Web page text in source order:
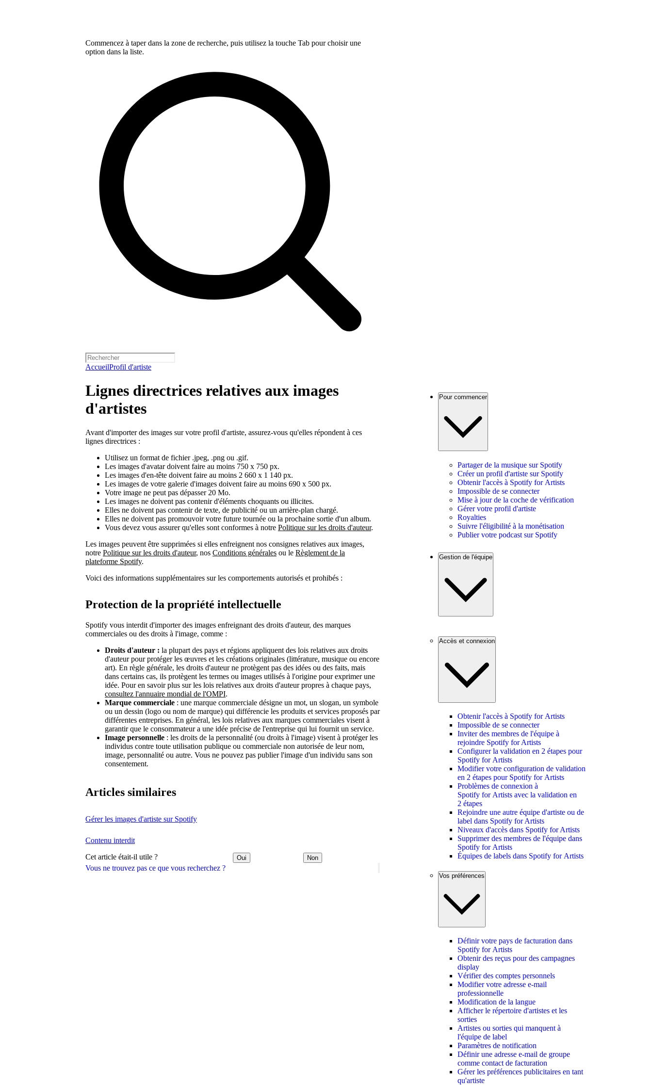
Commencez à taper dans la zone de recherche, puis utilisez la touche Tab pour choisir une
option dans la liste.
AccueilProfil d'artiste
Vous ne trouvez pas ce que vous recherchez ?
Lignes directrices relatives aux images
d'artistes
Avant d'importer des images sur votre profil d'artiste, assurez-vous qu'elles répondent à ces
lignes directrices :
Utilisez un format de fichier .jpeg, .png ou .gif.
Les images d'avatar doivent faire au moins 750 x 750 px.
Les images d'en-tête doivent faire au moins 2 660 x 1 140 px.
Les images de votre galerie d'images doivent faire au moins 690 x 500 px.
Votre image ne peut pas dépasser 20 Mo.
Les images ne doivent pas contenir d'éléments choquants ou illicites.
Elles ne doivent pas contenir de texte, de publicité ou un arrière-plan chargé.
Elles ne doivent pas promouvoir votre future tournée ou la prochaine sortie d'un album.
Vous devez vous assurer qu'elles sont conformes à notre Politique sur les droits d'auteur.
Les images peuvent être supprimées si elles enfreignent nos consignes relatives aux images,
notre Politique sur les droits d'auteur, nos Conditions générales ou le Règlement de la
plateforme Spotify.
Voici des informations supplémentaires sur les comportements autorisés et prohibés :
Protection de la propriété intellectuelle
Spotify vous interdit d'importer des images enfreignant des droits d'auteur, des marques
commerciales ou des droits à l'image, comme :
Droits d'auteur : la plupart des pays et régions appliquent des lois relatives aux droits
d'auteur pour protéger les œuvres et les créations originales (littérature, musique ou encore
art). En règle générale, les droits d'auteur ne protègent pas des idées ou des faits, mais
dans certains cas, ils protègent les termes ou images utilisés à l'origine pour exprimer une
idée. Pour en savoir plus sur les lois relatives aux droits d'auteur propres à chaque pays,
consultez l'annuaire mondial de l'OMPI.
Marque commerciale : une marque commerciale désigne un mot, un slogan, un symbole
ou un dessin (logo ou nom de marque) qui différencie les produits et services proposés par
différentes entreprises. En général, les lois relatives aux marques commerciales visent à
garantir que le consommateur a une idée précise de l'entreprise qui lui fournit un service.
Image personnelle : les droits de la personnalité (ou droits à l'image) visent à protéger les
individus contre toute utilisation publique ou commerciale non autorisée de leur nom,
image, personnalité ou autre. Vous ne pouvez pas publier l'image d'un individu sans son
consentement.
Articles similaires
Gérer les images d'artiste sur Spotify
Contenu interdit
Cet article était-il utile ? Oui Non
Pour commencer
Partager de la musique sur Spotify
Créer un profil d'artiste sur Spotify
Obtenir l'accès à Spotify for Artists
Impossible de se connecter
Mise à jour de la coche de vérification
Gérer votre profil d'artiste
Royalties
Suivre l'éligibilité à la monétisation
Publier votre podcast sur Spotify
Gestion de l'équipe
Accès et connexion
Obtenir l'accès à Spotify for Artists
Impossible de se connecter
Inviter des membres de l'équipe à
rejoindre Spotify for Artists
Configurer la validation en 2 étapes pour
Spotify for Artists
Modifier votre configuration de validation
en 2 étapes pour Spotify for Artists
Problèmes de connexion à
Spotify for Artists avec la validation en
2 étapes
Rejoindre une autre équipe d'artiste ou de
label dans Spotify for Artists
Niveaux d'accès dans Spotify for Artists
Supprimer des membres de l'équipe dans
Spotify for Artists
Équipes de labels dans Spotify for Artists
Vos préférences
Définir votre pays de facturation dans
Spotify for Artists
Obtenir des reçus pour des campagnes
display
Vérifier des comptes personnels
Modifier votre adresse e-mail
professionnelle
Modification de la langue
Afficher le répertoire d'artistes et les
sorties
Artistes ou sorties qui manquent à
l'équipe de label
Paramètres de notification
Définir une adresse e-mail de groupe
comme contact de facturation
Gérer les préférences publicitaires en tant
qu'artiste